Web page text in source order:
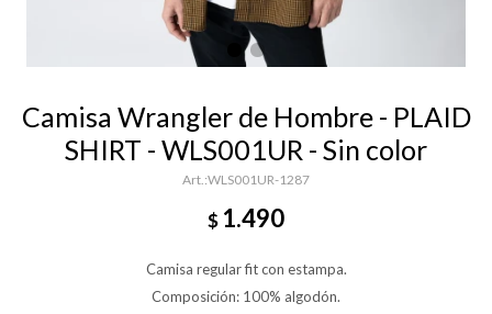
Camisa Wrangler de Hombre - PLAID
SHIRT - WLS001UR - Sin color
WLS001UR-1287
$ 1.490
Camisa regular fit con estampa.
Composición: 100% algodón.